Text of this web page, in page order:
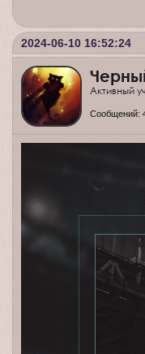
2024-06-10 16:52:24
Активный
Сообщений: